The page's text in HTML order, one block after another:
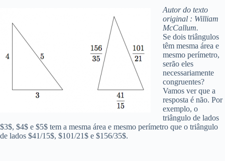
Autor do texto
original : William
McCallum.
Se dois triângulos
têm mesma área e
mesmo perímetro,
serão eles
necessariamente
congruentes?
Vamos ver que a
resposta é não. Por
exemplo, o
triângulo de lados
$3$, $4$ e $5$ tem a mesma área e mesmo perímetro que o triângulo
de lados $41/15$, $101/21$ e $156/35$.